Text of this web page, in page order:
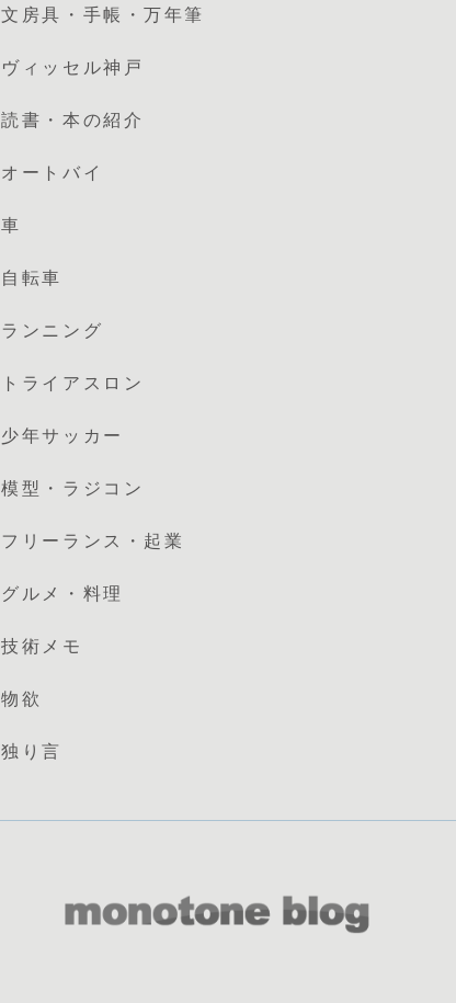
文房具・手帳・万年筆
ヴィッセル神戸
読書・本の紹介
オートバイ
車
自転車
ランニング
トライアスロン
少年サッカー
模型・ラジコン
フリーランス・起業
グルメ・料理
技術メモ
物欲
独り言